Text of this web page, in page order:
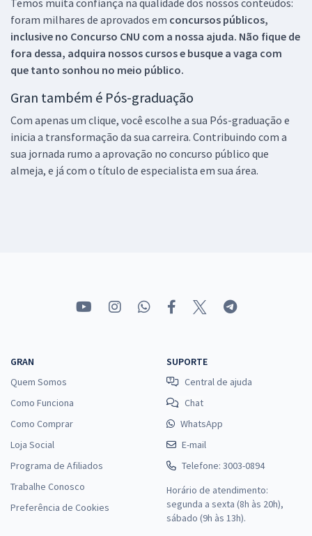
Temos muita confiança na qualidade dos nossos conteúdos:
foram milhares de aprovados em concursos públicos,
inclusive no Concurso CNU com a nossa ajuda. Não fique de
fora dessa, adquira nossos cursos e busque a vaga com
que tanto sonhou no meio público.
Gran também é Pós-graduação
Com apenas um clique, você escolhe a sua Pós-graduação e
inicia a transformação da sua carreira. Contribuindo com a
sua jornada rumo a aprovação no concurso público que
almeja, e já com o título de especialista em sua área.
GRAN
Quem Somos
Como Funciona
Como Comprar
Loja Social
Programa de Afiliados
Trabalhe Conosco
Preferência de Cookies
SUPORTE
Central de ajuda
Chat
WhatsApp
E-mail
Telefone: 3003-0894
Horário de atendimento:
segunda a sexta (8h às 20h),
sábado (9h às 13h).